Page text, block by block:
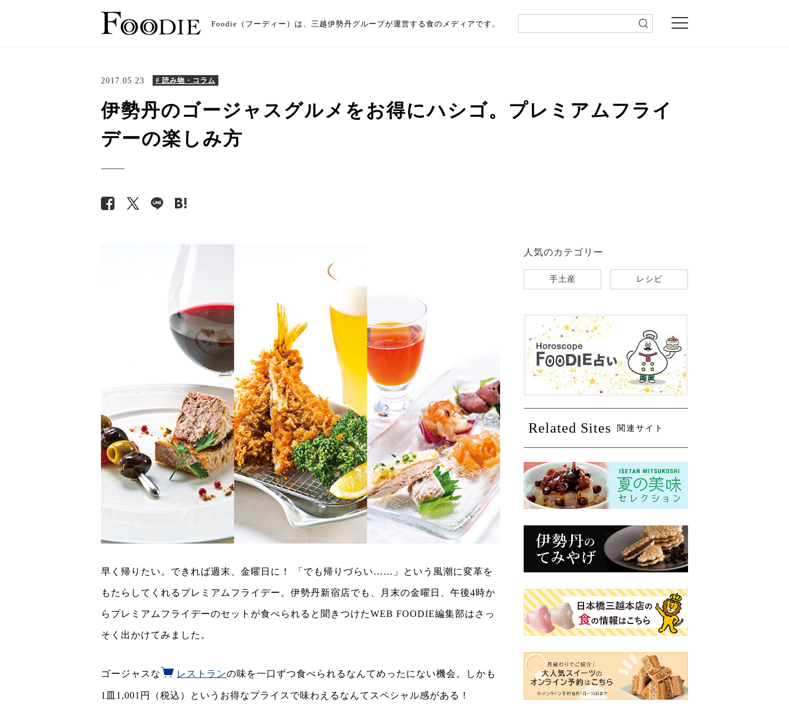
Foodie（フーディー）は、三越伊勢丹グループが運営する食のメディアです。
2017.05.23 # 読み物・コラム
伊勢丹のゴージャスグルメをお得にハシゴ。プレミアムフライ
デーの楽しみ方
早く帰りたい。できれば週末、金曜日に！ 「でも帰りづらい……」という風潮に変革を
もたらしてくれるプレミアムフライデー。伊勢丹新宿店でも、月末の金曜日、午後4時か
らプレミアムフライデーのセットが食べられると聞きつけたWEB FOODIE編集部はさっ
そく出かけてみました。
ゴージャスな レストランの味を一口ずつ食べられるなんてめったにない機会。しかも
1皿1,001円（税込）というお得なプライスで味わえるなんてスペシャル感がある！
人気のカテゴリー
手土産 レシピ
Related Sites 関連サイト